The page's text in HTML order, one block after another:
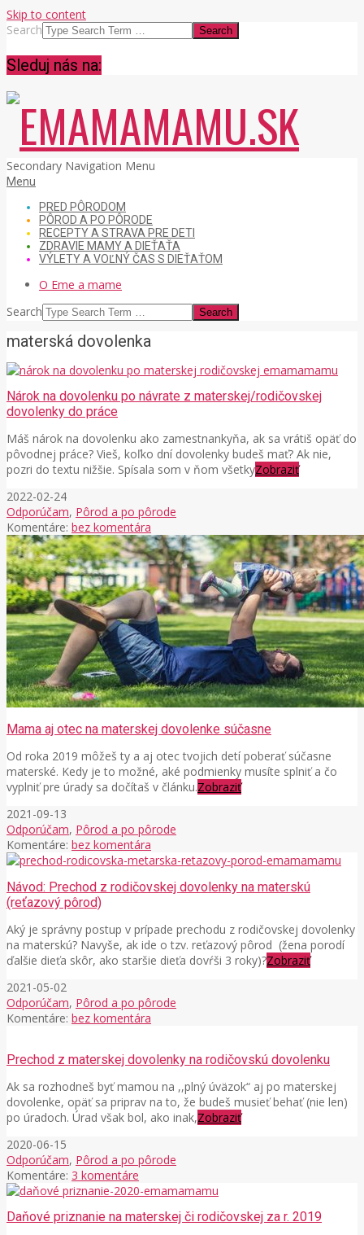
Skip to content
Search
Sleduj nás na:
EMAMAMAMU.SK
Secondary Navigation Menu
Menu
PRED PÔRODOM
PÔROD A PO PÔRODE
RECEPTY A STRAVA PRE DETI
ZDRAVIE MAMY A DIEŤAŤA
VÝLETY A VOĽNÝ ČAS S DIEŤAŤOM
O Eme a mame
Search
materská dovolenka
Nárok na dovolenku po návrate z materskej/rodičovskej
dovolenky do práce
Máš nárok na dovolenku ako zamestnankyňa, ak sa vrátiš opäť do
pôvodnej práce? Vieš, koľko dní dovolenky budeš mať? Ak nie,
pozri do textu nižšie. Spísala som v ňom všetkyZobraziť
2022-02-24
Odporúčam, Pôrod a po pôrode
Komentáre: bez komentára
Mama aj otec na materskej dovolenke súčasne
Od roka 2019 môžeš ty a aj otec tvojich detí poberať súčasne
materské. Kedy je to možné, aké podmienky musíte splniť a čo
vyplniť pre úrady sa dočítaš v článku.Zobraziť
2021-09-13
Odporúčam, Pôrod a po pôrode
Komentáre: bez komentára
Návod: Prechod z rodičovskej dovolenky na materskú
(reťazový pôrod)
Aký je správny postup v prípade prechodu z rodičovskej dovolenky
na materskú? Navyše, ak ide o tzv. reťazový pôrod (žena porodí
ďalšie dieťa skôr, ako staršie dieťa dovŕši 3 roky)?Zobraziť
2021-05-02
Odporúčam, Pôrod a po pôrode
Komentáre: bez komentára
Prechod z materskej dovolenky na rodičovskú dovolenku
Ak sa rozhodneš byť mamou na ,,plný úväzok“ aj po materskej
dovolenke, opäť sa priprav na to, že budeš musieť behať (nie len)
po úradoch. Úrad však bol, ako inak,Zobraziť
2020-06-15
Odporúčam, Pôrod a po pôrode
Komentáre: 3 komentáre
Daňové priznanie na materskej či rodičovskej za r. 2019